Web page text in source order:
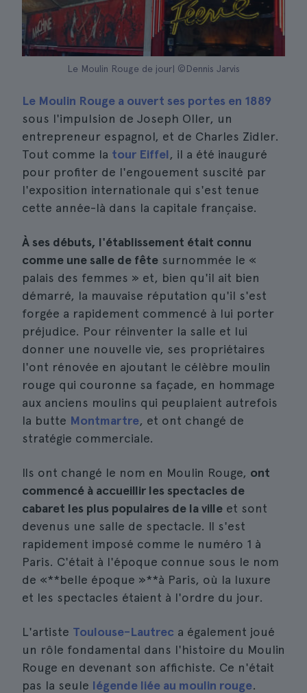
Le Moulin Rouge de jour| ©Dennis Jarvis
Le Moulin Rouge a ouvert ses portes en 1889
sous l'impulsion de Joseph Oller, un
entrepreneur espagnol, et de Charles Zidler.
Tout comme la tour Eiffel, il a été inauguré
pour profiter de l'engouement suscité par
l'exposition internationale qui s'est tenue
cette année-là dans la capitale française.
À ses débuts, l'établissement était connu
comme une salle de fête surnommée le «
palais des femmes » et, bien qu'il ait bien
démarré, la mauvaise réputation qu'il s'est
forgée a rapidement commencé à lui porter
préjudice. Pour réinventer la salle et lui
donner une nouvelle vie, ses propriétaires
l'ont rénovée en ajoutant le célèbre moulin
rouge qui couronne sa façade, en hommage
aux anciens moulins qui peuplaient autrefois
la butte Montmartre, et ont changé de
stratégie commerciale.
Ils ont changé le nom en Moulin Rouge, ont
commencé à accueillir les spectacles de
cabaret les plus populaires de la ville et sont
devenus une salle de spectacle. Il s'est
rapidement imposé comme le numéro 1 à
Paris. C'était à l'époque connue sous le nom
de «**belle époque »**à Paris, où la luxure
et les spectacles étaient à l'ordre du jour.
L'artiste Toulouse-Lautrec a également joué
un rôle fondamental dans l'histoire du Moulin
Rouge en devenant son affichiste. Ce n'était
pas la seule légende liée au moulin rouge.